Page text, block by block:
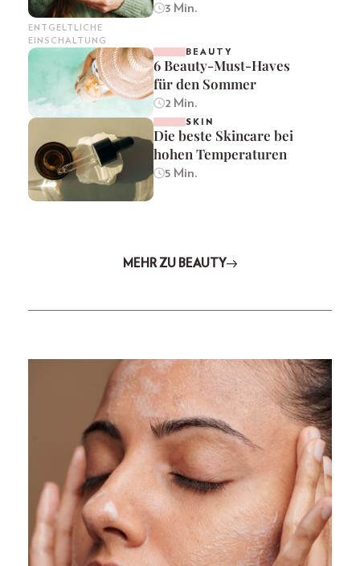
ENTGELTLICHE
EINSCHALTUNG
3 Min.
BEAUTY
6 Beauty-Must-Haves
für den Sommer
2 Min.
SKIN
Die beste Skincare bei
hohen Temperaturen
5 Min.
MEHR ZU BEAUTY